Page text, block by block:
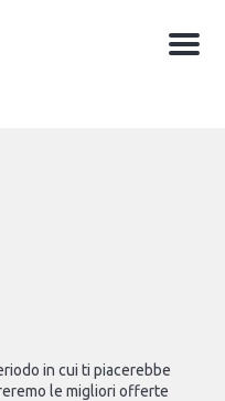
Menu
in cui ti piacerebbe
le migliori offerte